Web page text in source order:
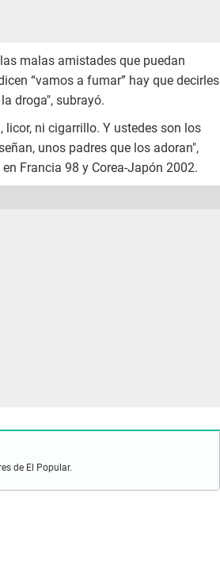
malas amistades que puedan
“vamos a fumar” hay que decirles
droga", subrayó.
licor, ni cigarrillo. Y ustedes son los
unos padres que los adoran",
Francia 98 y Corea-Japón 2002.
de El Popular.